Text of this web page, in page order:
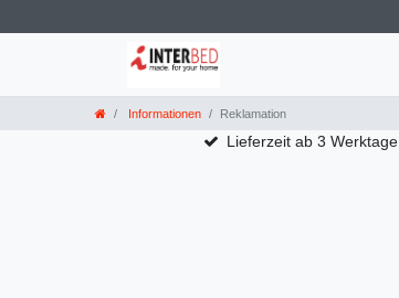
Informationen Reklamation
Lieferzeit ab 3 Werktage